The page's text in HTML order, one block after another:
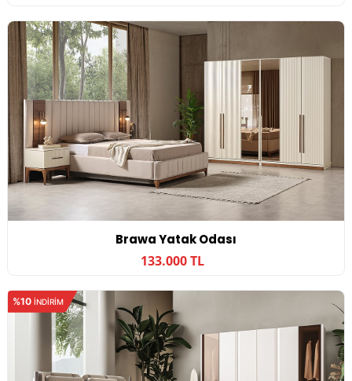
Brawa Yatak Odası
133.000 TL
%10 INDIRIM